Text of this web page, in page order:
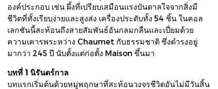
องค์ประกอบ เช่น ผึ้งที่เปรียบเสมือนแรงบันดาลใจจากสิ่งมี
ชีวิตที่ทั้งเรียบง่ายและสูงส่ง เครื่องประดับทั้ง 54 ชิ้น ในคอล
เลกชันนี้สะท้อนถึงสายสัมพันธ์อันกลมกลืนและเปี่ยมด้วย
ความเคารพระหว่าง Chaumet กับธรรมชาติ ซึ่งดำรงอยู่
มากว่า 245 ปี นับตั้งแต่ก่อตั้ง Maison ขึ้นมา
บทที่ 1 นิรันดร์กาล
บทแรกเริ่มต้นด้วยหมู่พฤกษาที่สะท้อนวงจรชีวิตอันไม่มีวันสิ้น